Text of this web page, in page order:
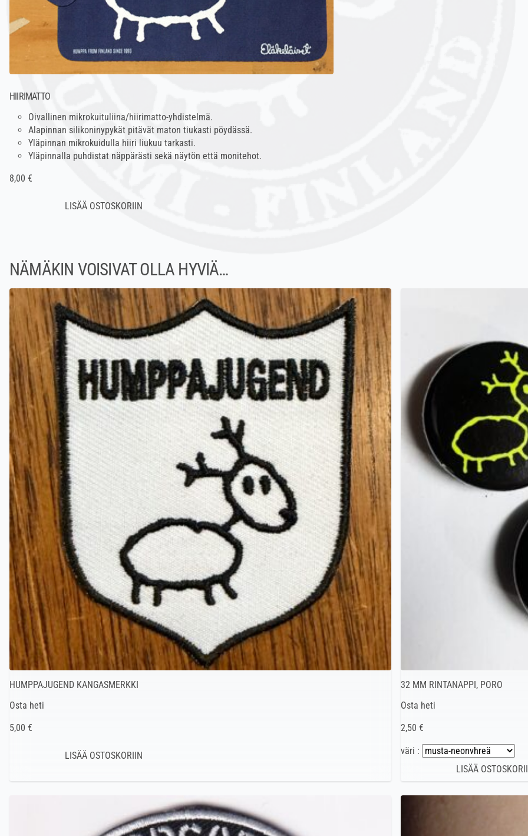
HIIRIMATTO
Oivallinen mikrokuituliina/hiirimatto-yhdistelmä.
Alapinnan silikoninypykät pitävät maton tiukasti pöydässä.
Yläpinnan mikrokuidulla hiiri liukuu tarkasti.
Yläpinnalla puhdistat näppärästi sekä näytön että monitehot.
8,00 €
NÄMÄKIN VOISIVAT OLLA HYVIÄ…
HUMPPAJUGEND KANGASMERKKI
Osta heti
5,00 €
32 MM RINTANAPPI, PORO
Osta heti
2,50 €
väri :